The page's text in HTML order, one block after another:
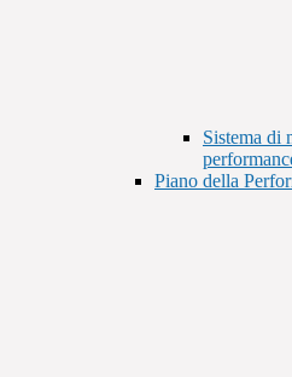
Sistema di
Piano della